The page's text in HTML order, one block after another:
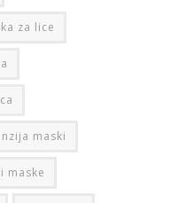
za lice
maski
maske